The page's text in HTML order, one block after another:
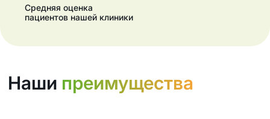
Средняя оценка
пациентов нашей клиники
Наши преимущества